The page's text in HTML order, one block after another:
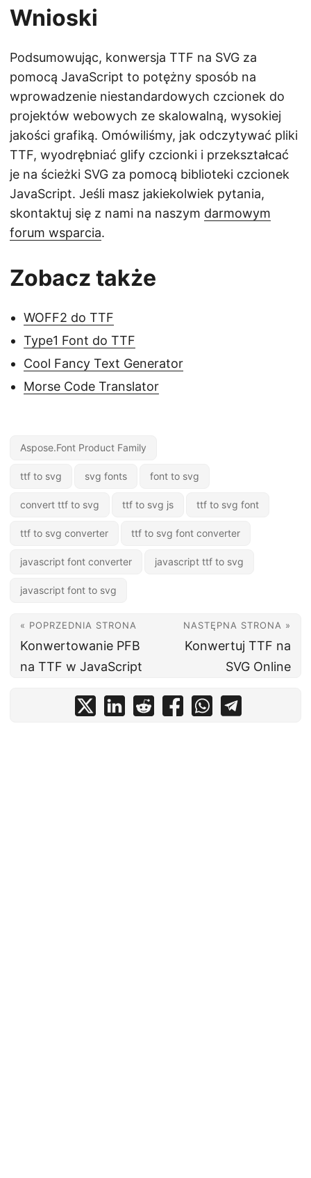
Wnioski
Podsumowując, konwersja TTF na SVG za
pomocą JavaScript to potężny sposób na
wprowadzenie niestandardowych czcionek do
projektów webowych ze skalowalną, wysokiej
jakości grafiką. Omówiliśmy, jak odczytywać pliki
TTF, wyodrębniać glify czcionki i przekształcać
je na ścieżki SVG za pomocą biblioteki czcionek
JavaScript. Jeśli masz jakiekolwiek pytania,
skontaktuj się z nami na naszym darmowym
forum wsparcia.
Zobacz także
WOFF2 do TTF
Type1 Font do TTF
Cool Fancy Text Generator
Morse Code Translator
Aspose.Font Product Family
ttf to svg svg fonts font to svg
convert ttf to svg ttf to svg js ttf to svg font
ttf to svg converter ttf to svg font converter
javascript font converter javascript ttf to svg
javascript font to svg
« POPRZEDNIA STRONA
Konwertowanie PFB
na TTF w JavaScript
NASTĘPNA STRONA »
Konwertuj TTF na
SVG Online